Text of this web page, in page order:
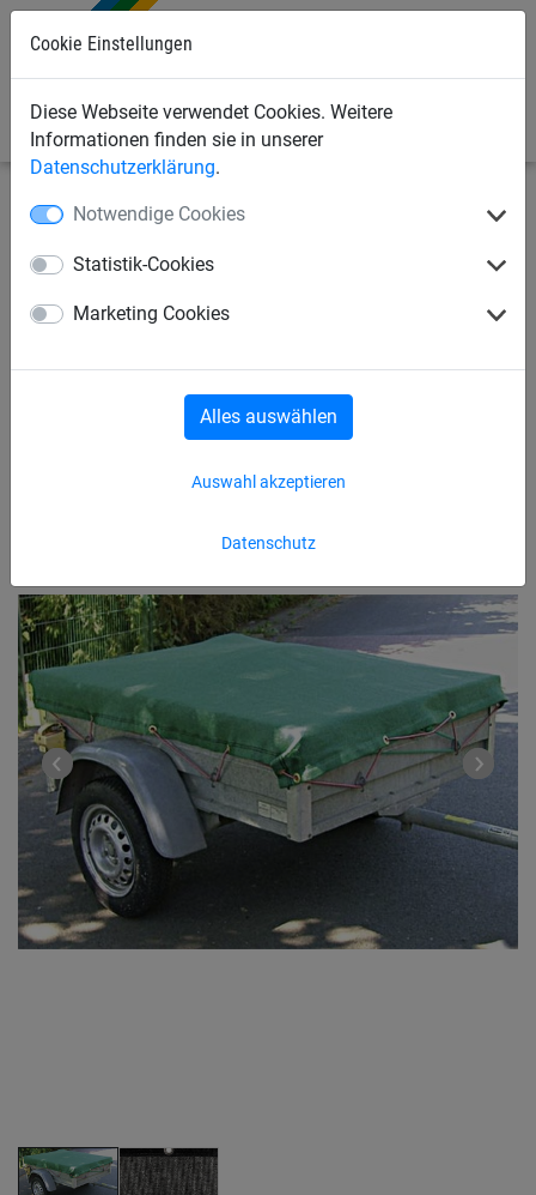
Cookie Einstellungen
Diese Webseite verwendet Cookies. Weitere
Informationen finden sie in unserer
Datenschutzerklärung.
Notwendige Cookies
Statistik-Cookies
Marketing Cookies
Datenschutz
Auswahl akzeptieren
Alles auswählen
Industrienetze
Abdecknetze und -planen
PE-Abdeckplane ca. 240 g/m²,
Größe 2 x 3 m